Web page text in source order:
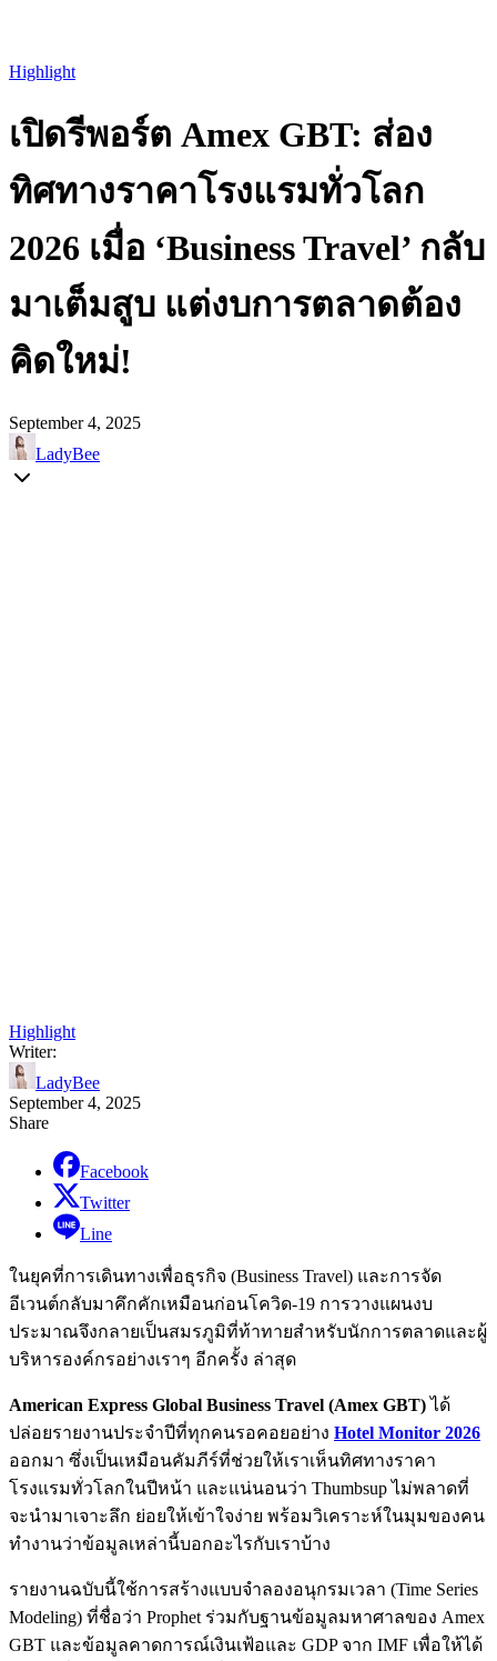
Highlight
เปิดรีพอร์ต Amex GBT: ส่อง
ทิศทางราคาโรงแรมทั่วโลก
2026 เมื่อ ‘Business Travel’ กลับ
มาเต็มสูบ แต่งบการตลาดต้อง
คิดใหม่!
September 4, 2025
LadyBee
Highlight
Writer:
LadyBee
September 4, 2025
Share
Facebook
Twitter
Line
ในยุคที่การเดินทางเพื่อธุรกิจ (Business Travel) และการจัด
อีเวนต์กลับมาคึกคักเหมือนก่อนโควิด-19 การวางแผนงบ
ประมาณจึงกลายเป็นสมรภูมิที่ท้าทายสำหรับนักการตลาดและผู้
บริหารองค์กรอย่างเราๆ อีกครั้ง ล่าสุด
American Express Global Business Travel (Amex GBT)ได้
ปล่อยรายงานประจำปีที่ทุกคนรอคอยอย่าง Hotel Monitor 2026
ออกมา ซึ่งเป็นเหมือนคัมภีร์ที่ช่วยให้เราเห็นทิศทางราคา
โรงแรมทั่วโลกในปีหน้า และแน่นอนว่า Thumbsup ไม่พลาดที่
จะนำมาเจาะลึก ย่อยให้เข้าใจง่าย พร้อมวิเคราะห์ในมุมของคน
ทำงานว่าข้อมูลเหล่านี้บอกอะไรกับเราบ้าง
รายงานฉบับนี้ใช้การสร้างแบบจำลองอนุกรมเวลา (Time Series
Modeling) ที่ชื่อว่า Prophet ร่วมกับฐานข้อมูลมหาศาลของ Amex
GBT และข้อมูลคาดการณ์เงินเฟ้อและ GDP จาก IMF เพื่อให้ได้